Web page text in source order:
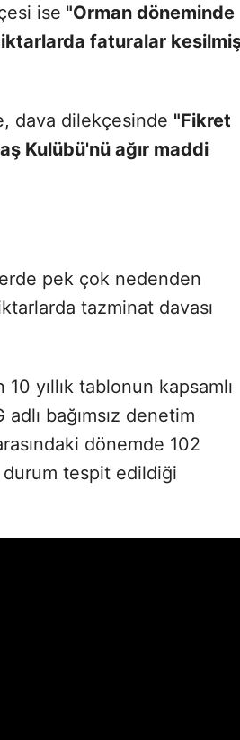
ise "Orman döneminde
faturalar
dava dilekçesinde "Fikret
Kulübü'nü ağır maddi
pek çok nedenden
tazminat davası
yıllık tablonun kapsamlı
bağımsız denetim
dönemde 102
tespit edildiği